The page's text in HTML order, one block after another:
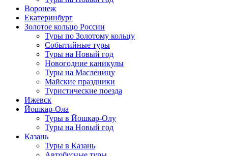
Воронеж
Екатеринбург
Золотое кольцо России
Туры по Золотому кольцу
Событийные туры
Туры на Новый год
Новогодние каникулы
Туры на Масленицу
Майские праздники
Туристические поезда
Ижевск
Йошкар-Ола
Туры в Йошкар-Олу
Туры на Новый год
Казань
Туры в Казань